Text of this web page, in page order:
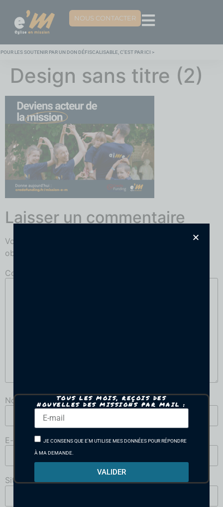
NOUS CONTACTER
POUR LES SOUTENIR PAR UN DON DÉFISCALISABLE, C'EST PAR ICI >
Design sans titre (2)
Laisser un commentaire
Votre adresse e-mail ne sera pas publiée.
Les champs
obligatoires sont indiqués avec
Commentaire
Nom
E-mail *
Site web
TOUS LES MOIS, REÇOIS DES
NOUVELLES DES MISSIONS PAR MAIL :
JE CONSENS QUE E'M UTILISE MES DONNÉES POUR RÉPONDRE
À MA DEMANDE.
VALIDER